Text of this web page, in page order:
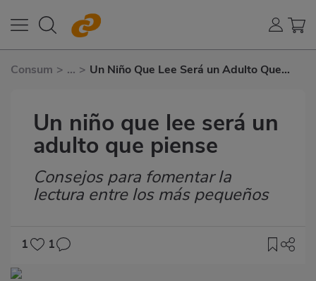
Consum > ... > Un Niño Que Lee Será un Adulto Que
Un niño que lee será un
adulto que piense
Subtítulo
Consejos para fomentar la
lectura entre los más pequeños
1
1
Imagen